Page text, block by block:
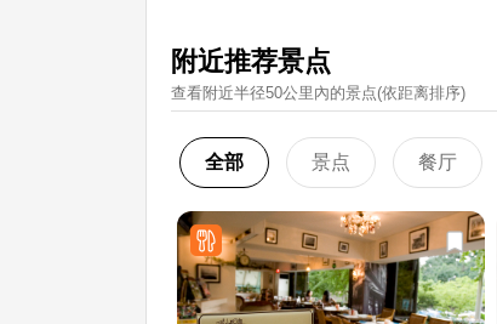
附近推荐景点
查看附近半径50公里內的景点(依距离排序)
全部 景点 餐厅